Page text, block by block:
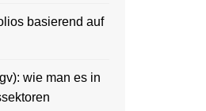
basierend auf
wie man es in